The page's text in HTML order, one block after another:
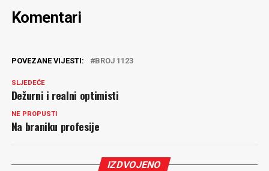
Komentari
POVEZANE VIJESTI: BROJ 1123
SLJEDEĆE
Dežurni i realni optimisti
NE PROPUSTI
Na braniku profesije
IZDVOJENO